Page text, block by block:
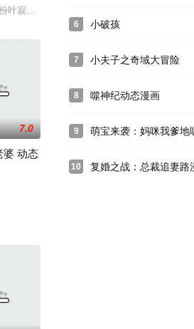
有一天，这个星星陆地里
子的使命！时间已经过去整整三百年，夜北
叶寂凉母亲的秘密资料为条件， 与他做了一
虽然勉强掩护家人逃离，
7.0
婆 动态
6 小破孩
7 小夫子之奇域大冒险
8 噬神纪动态漫画
9 萌宝来袭：妈咪我爹地呢
10 复婚之战：总裁追妻路